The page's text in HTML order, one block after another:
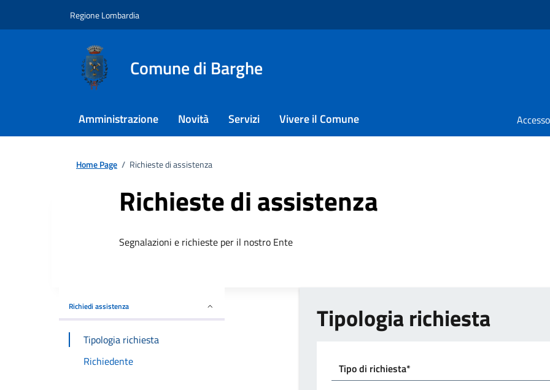
Regione Lombardia
Comune di Barghe
Amministrazione Novità Servizi Vivere il Comune
Home Page / Richieste di assistenza
Richieste di assistenza
Segnalazioni e richieste per il nostro Ente
Richiedi assistenza
Tipologia richiesta
Richiedente
Tipologia richiesta